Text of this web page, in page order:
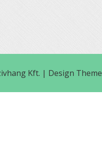
Kft. | Design